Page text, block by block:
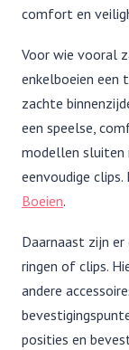
comfort en
Voor wie vooral
enkelboeien een
zachte
een speelse,
modellen
eenvoudige
Boeien.
Daarnaast zijn
ringen of clips.
andere
posities en